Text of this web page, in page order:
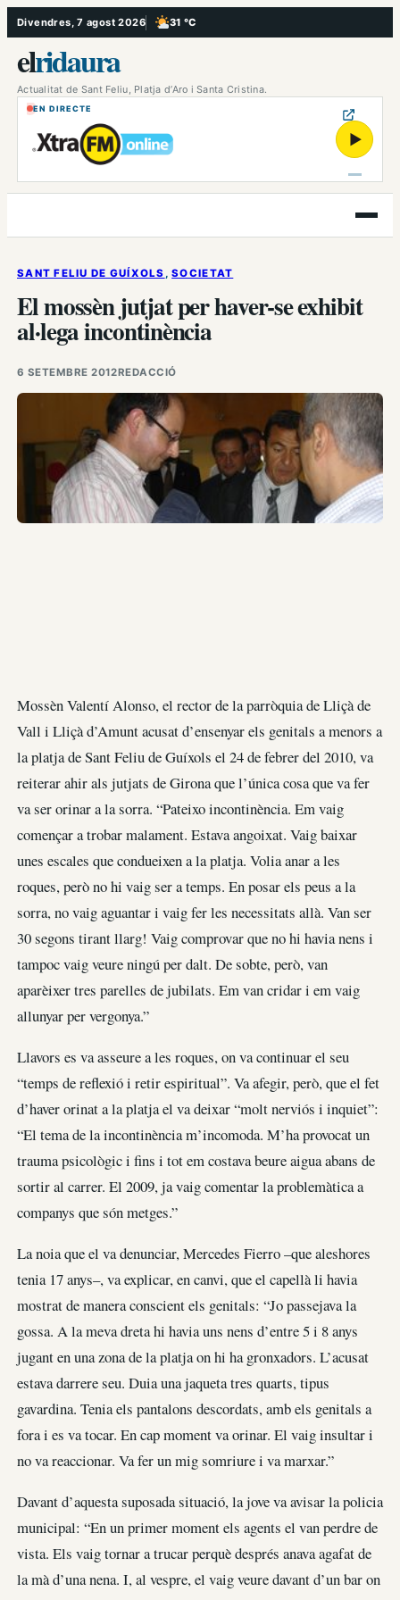
Vés
al
contingut
Divendres, 7 agost 2026 31 °C
, Poc ennuvolat
elridaura
Actualitat de Sant Feliu, Platja d’Aro i Santa Cristina.
EN DIRECTE
▶
Obre
el
SANT FELIU DE GUÍXOLS , SOCIETAT
El mossèn jutjat per haver-se exhibit
al·lega incontinència
6 SETEMBRE 2012REDACCIÓ
Mossèn Valentí Alonso, el rector de la parròquia de Lliçà de
Vall i Lliçà d’Amunt acusat d’ensenyar els genitals a menors a
la platja de Sant Feliu de Guíxols el 24 de febrer del 2010, va
reiterar ahir als jutjats de Girona que l’única cosa que va fer
va ser orinar a la sorra. “Pateixo incontinència. Em vaig
començar a trobar malament. Estava angoixat. Vaig baixar
unes escales que condueixen a la platja. Volia anar a les
roques, però no hi vaig ser a temps. En posar els peus a la
sorra, no vaig aguantar i vaig fer les necessitats allà. Van ser
30 segons tirant llarg! Vaig comprovar que no hi havia nens i
tampoc vaig veure ningú per dalt. De sobte, però, van
aparèixer tres parelles de jubilats. Em van cridar i em vaig
allunyar per vergonya.”
Llavors es va asseure a les roques, on va continuar el seu
“temps de reflexió i retir espiritual”. Va afegir, però, que el fet
d’haver orinat a la platja el va deixar “molt nerviós i inquiet”:
“El tema de la incontinència m’incomoda. M’ha provocat un
trauma psicològic i fins i tot em costava beure aigua abans de
sortir al carrer. El 2009, ja vaig comentar la problemàtica a
companys que són metges.”
La noia que el va denunciar, Mercedes Fierro –que aleshores
tenia 17 anys–, va explicar, en canvi, que el capellà li havia
mostrat de manera conscient els genitals: “Jo passejava la
gossa. A la meva dreta hi havia uns nens d’entre 5 i 8 anys
jugant en una zona de la platja on hi ha gronxadors. L’acusat
estava darrere seu. Duia una jaqueta tres quarts, tipus
gavardina. Tenia els pantalons descordats, amb els genitals a
fora i es va tocar. En cap moment va orinar. El vaig insultar i
no va reaccionar. Va fer un mig somriure i va marxar.”
Davant d’aquesta suposada situació, la jove va avisar la policia
municipal: “En un primer moment els agents el van perdre de
vista. Els vaig tornar a trucar perquè després anava agafat de
la mà d’una nena. I, al vespre, el vaig veure davant d’un bar on